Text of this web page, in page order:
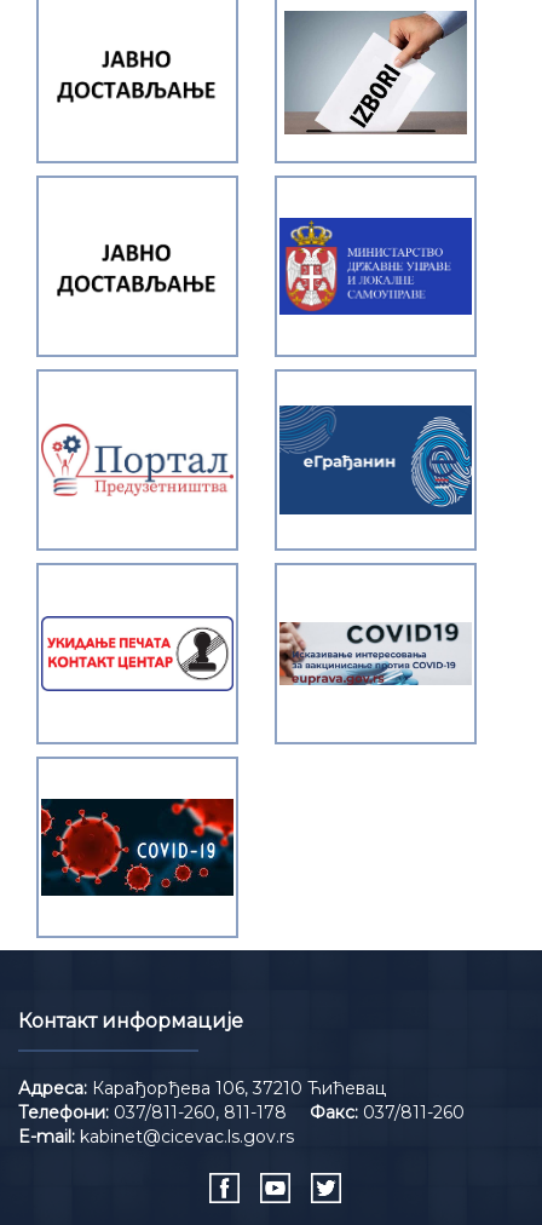
Контакт информације
Адреса: Карађорђева 106, 37210 Ћићевац
Телефони: 037/811-260, 811-178 Факс: 037/811-260
E-mail: kabinet@cicevac.ls.gov.rs